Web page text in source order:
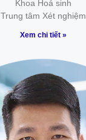
Khoa Hoá sinh
Trung tâm Xét nghiệm
Xem chi tiết »